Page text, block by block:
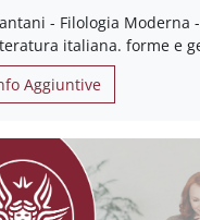
- Filologia Moderna
italiana. forme e
Aggiuntive